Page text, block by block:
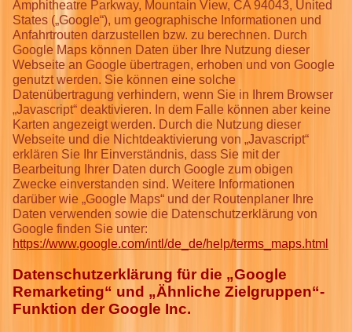
Amphitheatre Parkway, Mountain View, CA 94043, United
States („Google“), um geographische Informationen und
Anfahrtrouten darzustellen bzw. zu berechnen. Durch
Google Maps können Daten über Ihre Nutzung dieser
Webseite an Google übertragen, erhoben und von Google
genutzt werden. Sie können eine solche
Datenübertragung verhindern, wenn Sie in Ihrem Browser
„Javascript“ deaktivieren. In dem Falle können aber keine
Karten angezeigt werden. Durch die Nutzung dieser
Webseite und die Nichtdeaktivierung von „Javascript“
erklären Sie Ihr Einverständnis, dass Sie mit der
Bearbeitung Ihrer Daten durch Google zum obigen
Zwecke einverstanden sind. Weitere Informationen
darüber wie „Google Maps“ und der Routenplaner Ihre
Daten verwenden sowie die Datenschutzerklärung von
Google finden Sie unter:
https://www.google.com/intl/de_de/help/terms_maps.html
Datenschutzerklärung für die „Google
Remarketing“ und „Ähnliche Zielgruppen“-
Funktion der Google Inc.